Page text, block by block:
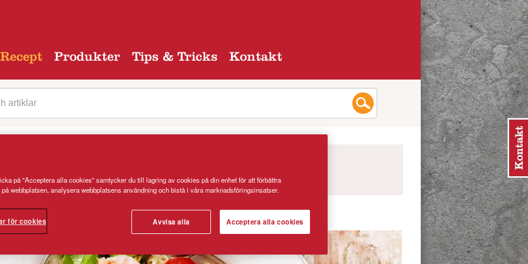
Recept Produkter Tips & Tricks Kontakt
och räkor
på "Acceptera alla cookies" samtycker du till lagring av cookies på din enhet för att förbättra
webbplatsen, analysera webbplatsens användning och bistå i våra marknadsföringsinsatser.
för cookies Avvisa alla Acceptera alla cookies